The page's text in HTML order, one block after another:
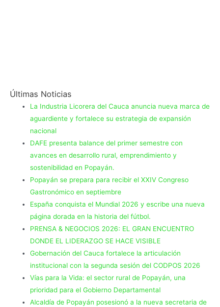
Últimas Noticias
La Industria Licorera del Cauca anuncia nueva marca de
aguardiente y fortalece su estrategia de expansión
nacional
DAFE presenta balance del primer semestre con
avances en desarrollo rural, emprendimiento y
sostenibilidad en Popayán.
Popayán se prepara para recibir el XXIV Congreso
Gastronómico en septiembre
España conquista el Mundial 2026 y escribe una nueva
página dorada en la historia del fútbol.
PRENSA & NEGOCIOS 2026: EL GRAN ENCUENTRO
DONDE EL LIDERAZGO SE HACE VISIBLE
Gobernación del Cauca fortalece la articulación
institucional con la segunda sesión del CODPOS 2026
Vías para la Vida: el sector rural de Popayán, una
prioridad para el Gobierno Departamental
Alcaldía de Popayán posesionó a la nueva secretaria de